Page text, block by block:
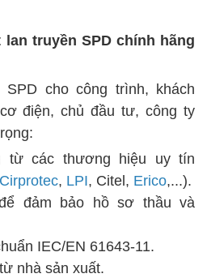
truyền SPD chính hãng
cho công trình, khách
điện, chủ đầu tư, công ty
từ các thương hiệu uy tín
Cirprotec, LPI, Citel, Erico,...).
đảm bảo hồ sơ thầu và
IEC/EN 61643-11.
nhà sản xuất.